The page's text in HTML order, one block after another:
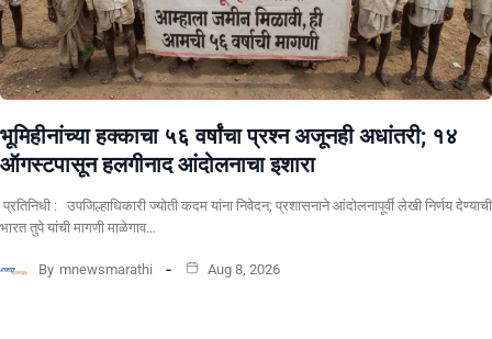
भूमिहीनांच्या हक्काचा ५६ वर्षांचा प्रश्न अजूनही अधांतरी; १४
ऑगस्टपासून हलगीनाद आंदोलनाचा इशारा
प्रतिनिधी : उपजिल्हाधिकारी ज्योती कदम यांना निवेदन; प्रशासनाने आंदोलनापूर्वी लेखी निर्णय देण्याची
भारत तुपे यांची मागणी माळेगाव…
By mnewsmarathi Aug 8, 2026